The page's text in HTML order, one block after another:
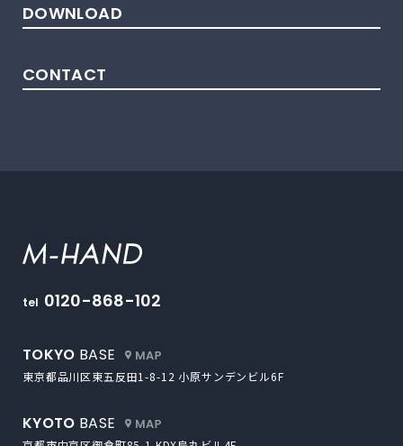
DOWNLOAD
CONTACT
tel 0120-868-102
TOKYO BASE 外部サイトにリンクします
東京都品川区東五反田1-8-12 小原サンデンビル6F
KYOTO BASE 外部サイトにリンクします